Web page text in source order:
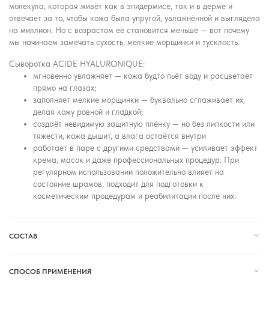
молекула, которая живёт как в эпидермисе, так и в дерме и
отвечает за то, чтобы кожа была упругой, увлажнённой и выглядела
на миллион. Но с возрастом её становится меньше — вот почему
мы начинаем замечать сухость, мелкие морщинки и тусклость.
Сыворотка ACIDE HYALURONIQUE:
мгновенно увлажняет — кожа будто пьёт воду и расцветает
прямо на глазах;
заполняет мелкие морщинки — буквально сглаживает их,
делая кожу ровной и гладкой;
создаёт невидимую защитную плёнку — но без липкости или
тяжести, кожа дышит, а влага остаётся внутри
работает в паре с другими средствами — усиливает эффект
крема, масок и даже профессиональных процедур. При
регулярном использовании положительно влияет на
состояние шрамов, подходит для подготовки к
косметическим процедурам и реабилитации после них.
СОСТАВ
СПОСОБ ПРИМЕНЕНИЯ